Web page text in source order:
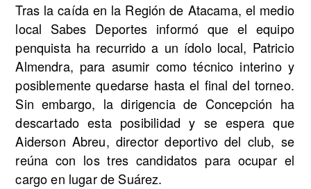
Tras la caída en la Región de Atacama, el medio
local Sabes Deportes informó que el equipo
penquista ha recurrido a un ídolo local, Patricio
Almendra, para asumir como técnico interino y
posiblemente quedarse hasta el final del torneo.
Sin embargo, la dirigencia de Concepción ha
descartado esta posibilidad y se espera que
Aiderson Abreu, director deportivo del club, se
reúna con los tres candidatos para ocupar el
cargo en lugar de Suárez.